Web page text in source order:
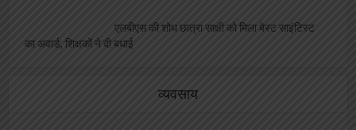
एलबीएस की शोध छात्रा साक्षी को मिला बेस्ट साइंटिस्ट
का अवार्ड, शिक्षकों ने दी बधाई
व्यवसाय